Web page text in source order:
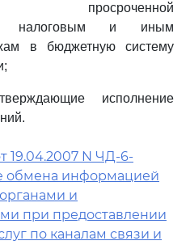
просроченной
налоговым и иным
в бюджетную систему
исполнение
N ЧД-6-
обмена информацией
и
при предоставлении
по каналам связи и